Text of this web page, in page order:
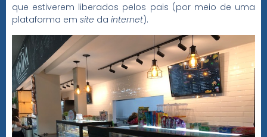
que estiverem liberados pelos pais (por meio de uma
plataforma em site da internet).